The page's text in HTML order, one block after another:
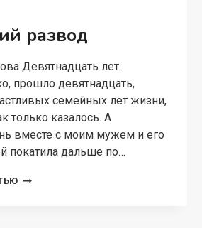
развод
Девятнадцать лет.
прошло девятнадцать,
семейных лет жизни,
только казалось. А
вместе с моим мужем и его
покатила дальше по…
(НЕ)ГОРЯЧИЙ